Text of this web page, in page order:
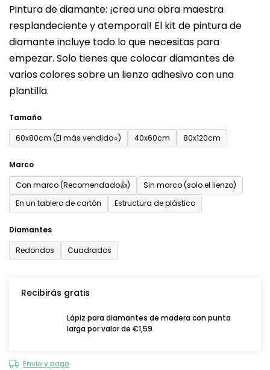
Pintura de diamante: ¡crea una obra maestra
resplandeciente y atemporal! El kit de pintura de
diamante incluye todo lo que necesitas para
empezar. Solo tienes que colocar diamantes de
varios colores sobre un lienzo adhesivo con una
plantilla.
Tamaño
60x80cm (El más vendido⭐)
40x60cm 80x120cm
Marco
Con marco (Recomendado👍)
Sin marco (solo el lienzo)
En un tablero de cartón
Estructura de plástico
Diamantes
Redondos
Cuadrados
Recibirás gratis
Lápiz para diamantes de madera con punta
larga por valor de €1,59
Envío y pago
producto
es
de
0,0
sobre
5